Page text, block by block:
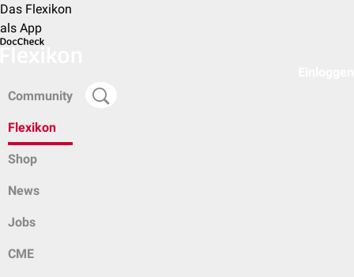
Das Flexikon
als App
Community
Flexikon
Shop
News
Jobs
CME